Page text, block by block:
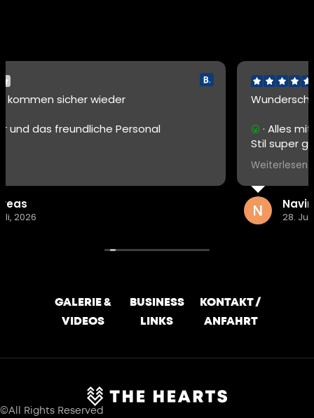
Wunderschöne Auszeit! Wir
· Alles mit viel Liebe zum Detail.
Stil super geschmackvoll.
Personal super zuvorkommend.
GALERIE &
VIDEOS
BUSINESS
LINKS
KONTAKT /
ANFAHRT
©All Rights Reserved